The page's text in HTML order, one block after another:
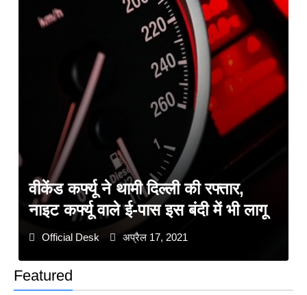
Featured
वीकेंड कर्फ्यू ने थामी दिल्ली की रफ्तार,
नाइट कर्फ्यू वाले ई-पास इस बंदी में भी लागू
Official Desk अप्रैल 17, 2021